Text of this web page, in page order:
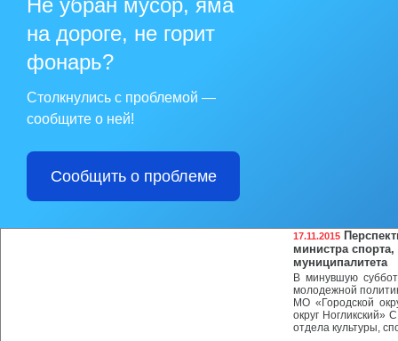
Не убран мусор, яма
на дороге, не горит
фонарь?
Столкнулись с проблемой —
сообщите о ней!
Сообщить о проблеме
17.11.2015
министра
муниципалитета
В минувшую
молодежной
МО «Городской
округ Ногликский»
отдела культуры,